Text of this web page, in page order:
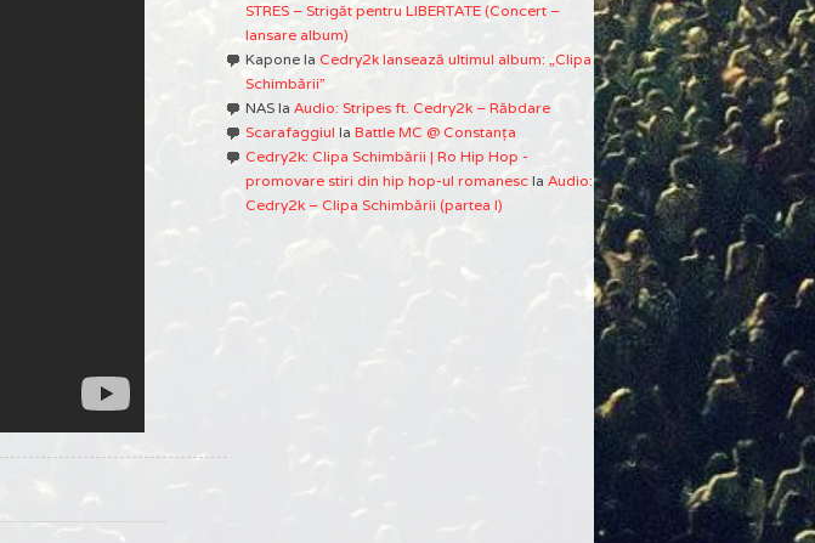
STRES – Strigăt pentru LIBERTATE (Concert –
lansare album)
Kapone la Cedry2k lansează ultimul album: „Clipa
Schimbării”
NAS la Audio: Stripes ft. Cedry2k – Răbdare
Scarafaggiul la Battle MC @ Constanţa
Cedry2k: Clipa Schimbării | Ro Hip Hop -
promovare stiri din hip hop-ul romanesc la Audio:
Cedry2k – Clipa Schimbării (partea I)